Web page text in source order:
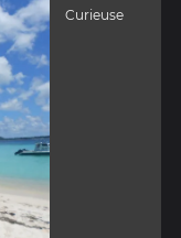
Curieuse